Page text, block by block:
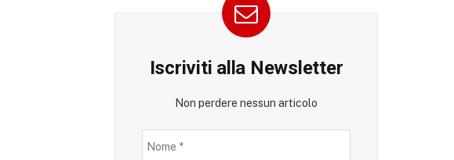
Iscriviti alla Newsletter
Non perdere nessun articolo